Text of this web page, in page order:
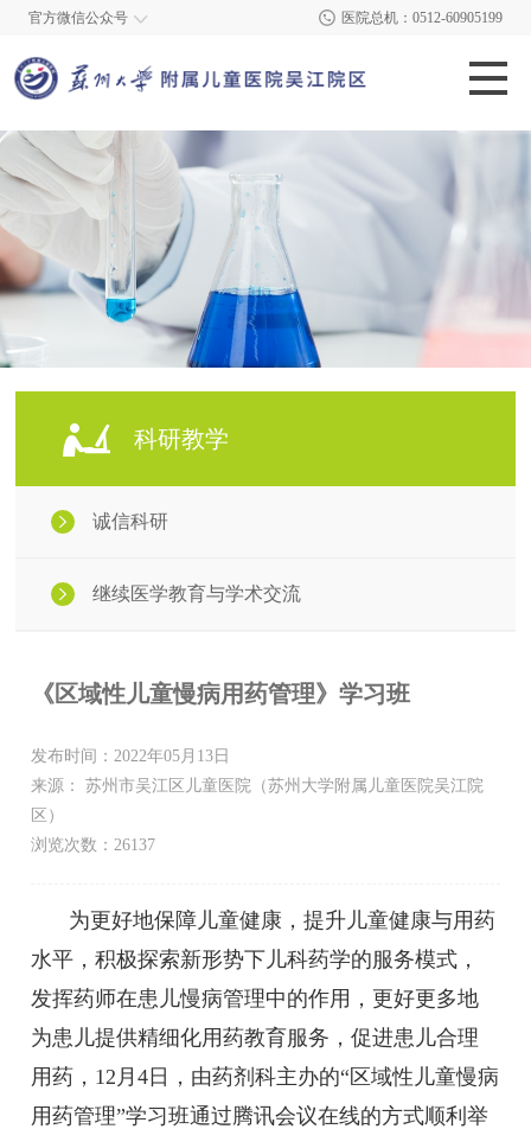
官方微信公众号 医院总机：0512-60905199
科研教学
诚信科研
继续医学教育与学术交流
《区域性儿童慢病用药管理》学习班
发布时间：2022年05月13日
来源： 苏州市吴江区儿童医院（苏州大学附属儿童医院吴江院
区）
浏览次数：26137
为更好地保障儿童健康，提升儿童健康与用药
水平，积极探索新形势下儿科药学的服务模式，
发挥药师在患儿慢病管理中的作用，更好更多地
为患儿提供精细化用药教育服务，促进患儿合理
用药，12月4日，由药剂科主办的“区域性儿童慢病
用药管理”学习班通过腾讯会议在线的方式顺利举